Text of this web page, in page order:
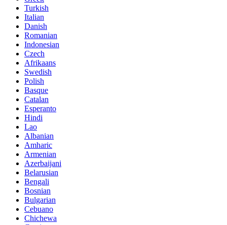
Turkish
Italian
Danish
Romanian
Indonesian
Czech
Afrikaans
Swedish
Polish
Basque
Catalan
Esperanto
Hindi
Lao
Albanian
Amharic
Armenian
Azerbaijani
Belarusian
Bengali
Bosnian
Bulgarian
Cebuano
Chichewa